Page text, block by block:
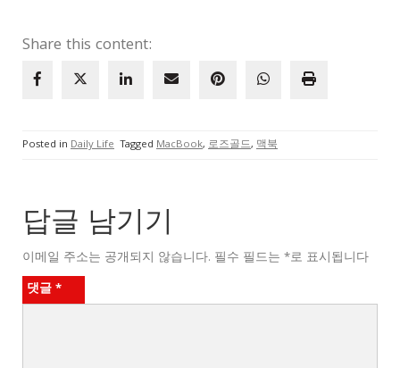
Share this content:
Posted in Daily Life Tagged MacBook, 로즈골드, 맥북
답글 남기기
이메일 주소는 공개되지 않습니다. 필수 필드는 *로 표시됩니다
댓글*